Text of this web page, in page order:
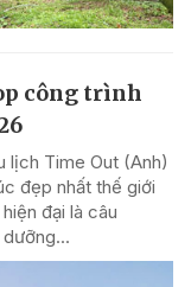
công trình
lịch Time Out (Anh)
đẹp nhất thế giới
đại là câu